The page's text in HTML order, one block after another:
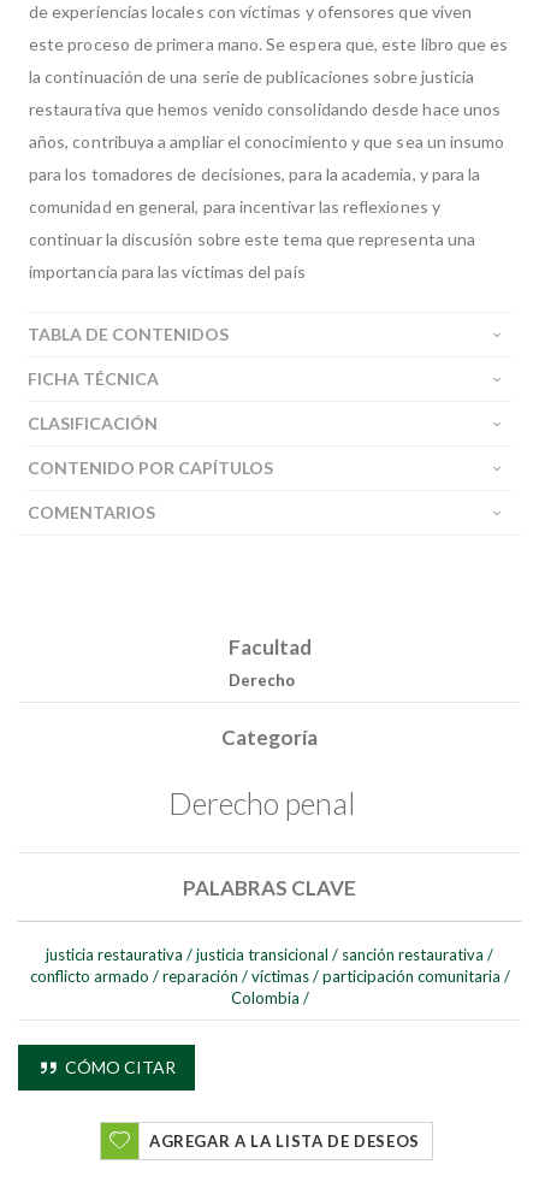
Buscar
de experiencias locales con víctimas y ofensores que viven
este proceso de primera mano. Se espera que, este libro que es
la continuación de una serie de publicaciones sobre justicia
restaurativa que hemos venido consolidando desde hace unos
años, contribuya a ampliar el conocimiento y que sea un insumo
para los tomadores de decisiones, para la academia, y para la
comunidad en general, para incentivar las reflexiones y
continuar la discusión sobre este tema que representa una
importancia para las víctimas del país
TABLA DE CONTENIDOS
FICHA TÉCNICA
CLASIFICACIÓN
CONTENIDO POR CAPÍTULOS
COMENTARIOS
Facultad
Derecho
Categoría
Derecho penal
PALABRAS CLAVE
justicia restaurativa /justicia transicional / sanción restaurativa /
conflicto armado / reparación / víctimas / participación comunitaria /
Colombia /
CÓMO CITAR
AGREGAR A LA LISTA DE DESEOS